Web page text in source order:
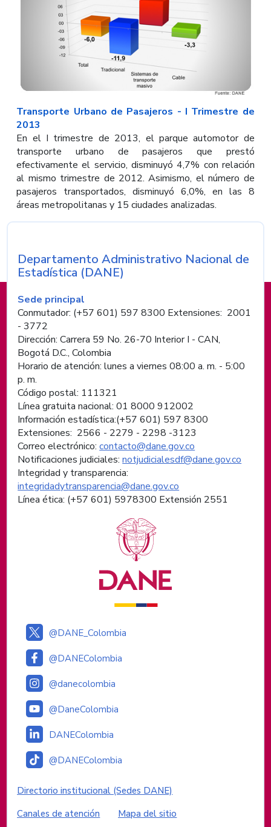
Transporte Urbano de Pasajeros - I Trimestre de
2013
En el I trimestre de 2013, el parque automotor de
transporte urbano de pasajeros que prestó
efectivamente el servicio, disminuyó 4,7% con relación
al mismo trimestre de 2012. Asimismo, el número de
pasajeros transportados, disminuyó 6,0%, en las 8
áreas metropolitanas y 15 ciudades analizadas.
Información de pie de página
Nombre de la entidad
Departamento Administrativo Nacional de
Estadística (DANE)
Sede principal
Conmutador: (+57 601) 597 8300 Extensiones: 2001
- 3772
Dirección: Carrera 59 No. 26-70 Interior I - CAN,
Bogotá D.C., Colombia
Horario de atención: lunes a viernes 08:00 a. m. - 5:00
p. m.
Código postal: 111321
Línea gratuita nacional: 01 8000 912002
Información estadística:(+57 601) 597 8300
Extensiones: 2566 - 2279 - 2298 -3123
Correo electrónico:contacto@dane.gov.co
Notificaciones judiciales:notjudicialesdf@dane.gov.co
Integridad y transparencia:
integridadytransparencia@dane.gov.co
Línea ética: (+57 601) 5978300 Extensión 2551
Logos institucionales
@DANE_Colombia
@DANEColombia
@danecolombia
@DaneColombia
DANEColombia
@DANEColombia
Enlaces institucionales
Directorio institucional (Sedes DANE)
Canales de atención
Mapa del sitio